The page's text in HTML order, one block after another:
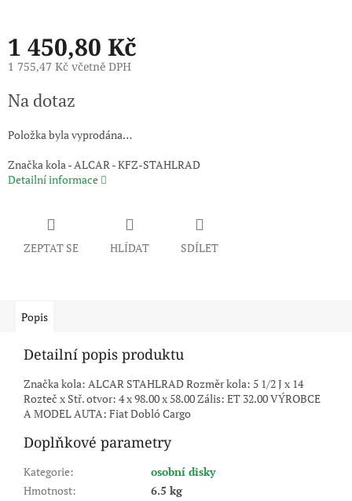
1 450,80 Kč
1 755,47 Kč včetně DPH
cena:
Na dotaz
Položka byla vyprodána…
Značka kola - ALCAR - KFZ-STAHLRAD
Detailní informace
ZEPTAT SE HLÍDAT SDÍLET
Popis
Detailní popis produktu
Značka kola: ALCAR STAHLRAD Rozměr kola: 5 1/2 J x 14
Rozteč x Stř. otvor: 4 x 98.00 x 58.00 Zális: ET 32.00 VÝROBCE
A MODEL AUTA: Fiat Dobló Cargo
Doplňkové parametry
Kategorie:
osobní disky
Hmotnost: 6.5 kg